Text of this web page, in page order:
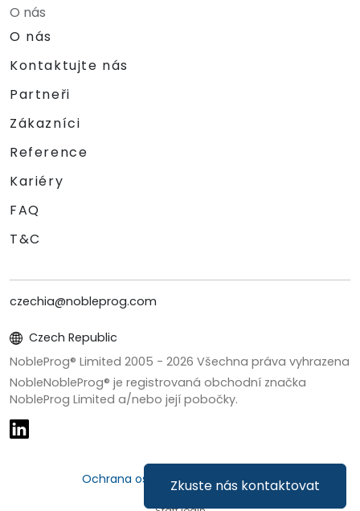
Zkuste nás kontaktovat
O nás
O nás
Kontaktujte nás
Partneři
Zákazníci
Reference
Kariéry
FAQ
T&C
czechia@nobleprog.com
Czech Republic
NobleProg® Limited 2005 - 2026 Všechna práva vyhrazena
NobleNobleProg® je registrovaná obchodní značka
NobleProg Limited a/nebo její pobočky.
Ochrana osobních údajů a cookies